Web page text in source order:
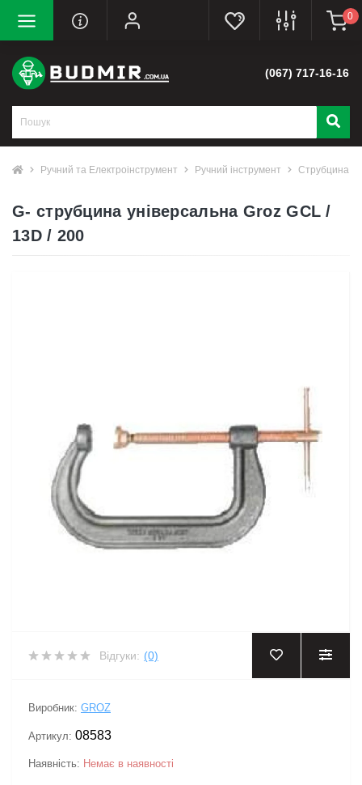
0
(067) 717-16-16
Ручний та Електроінструмент Ручний інструмент Струбцина
G- струбцина універсальна Groz GCL /
13D / 200
Відгуки: (0)
Виробник: GROZ
Артикул: 08583
Наявність: Немає в наявності